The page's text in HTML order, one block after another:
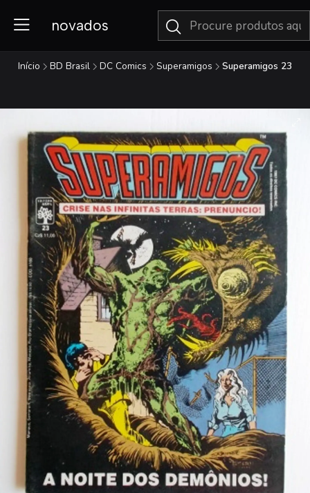
novados
Início BD Brasil DC Comics Superamigos Superamigos 23